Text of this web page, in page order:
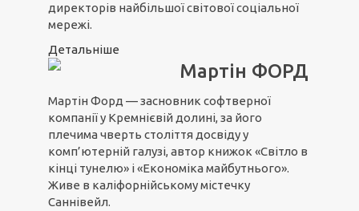
директорів найбільшої світової соціальної
мережі.
Детальніше
Мартін ФОРД
Мартін Форд — засновник софтверної
компанії у Кремнієвій долині, за його
плечима чверть століття досвіду у
комп’ютерній галузі, автор книжок «Світло в
кінці тунелю» і «Економіка майбутнього».
Живе в каліфорнійському містечку
Саннівейл.